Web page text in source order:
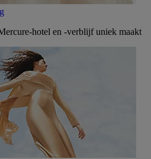
hotel en -verblijf uniek maakt